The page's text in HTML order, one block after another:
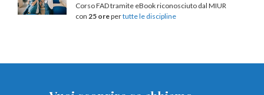
Corso FAD tramite eBook riconosciuto dal MIUR
con 25 orepertutte le discipline